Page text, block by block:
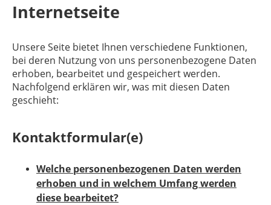
Internetseite
Unsere Seite bietet Ihnen verschiedene Funktionen,
bei deren Nutzung von uns personenbezogene Daten
erhoben, bearbeitet und gespeichert werden.
Nachfolgend erklären wir, was mit diesen Daten
geschieht:
Kontaktformular(e)
Welche personenbezogenen Daten werden
erhoben und in welchem Umfang werden
diese bearbeitet?